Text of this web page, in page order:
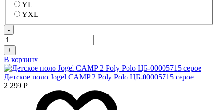
YL
YXL
-
+
В корзину
Детское поло Jogel CAMP 2 Poly Polo ЦБ-00005715 серое
2 299 Р